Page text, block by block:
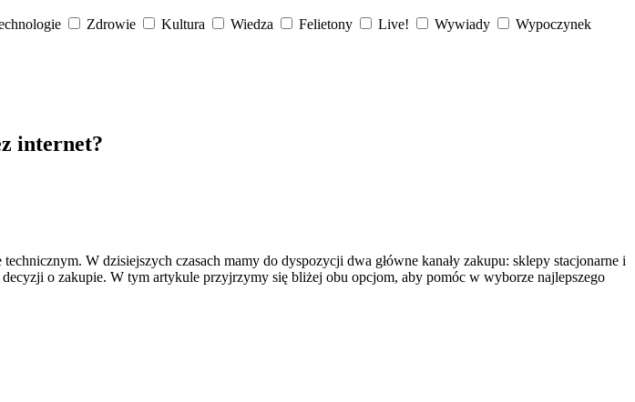
Zdrowie Kultura Wiedza Felietony Live! Wywiady Wypoczynek
internet?
W dzisiejszych czasach mamy do dyspozycji dwa główne kanały zakupu: sklepy stacjonarne i
o zakupie. W tym artykule przyjrzymy się bliżej obu opcjom, aby pomóc w wyborze najlepszego